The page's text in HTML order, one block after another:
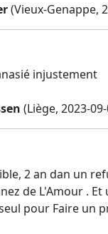
(Vieux-Genappe,
injustement
(Liège, 2023-
2 an dan un
de L'Amour . Et
pour Faire un